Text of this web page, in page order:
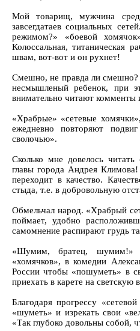
Мой товарищ, мужчина
завсегдатаев социальных
режимом?» «боевой
Колоссальная, титаническая
швам, вот-вот и он рухнет!
Смешно, не правда ли смешно?
несмышленый ребенок, при
внимательно читают комменты
«Храбрые» «сетевые
ежедневно повторяют
сволочью».
Сколько мне довелось
главы города Андрея
переходит в качество.
стыда, т.е. в добровольную
Обмельчал народ. «Храбрый
поймает, удобно
самомнение распирают грудь
«Шумим, братец, шумим!» -
«хомячков», в комедии
России чтобы «пошуметь» в
приехать в карете на светскую
Благодаря прогрессу
«шуметь» и изрекать свои
«Так глубоко довольны собой,